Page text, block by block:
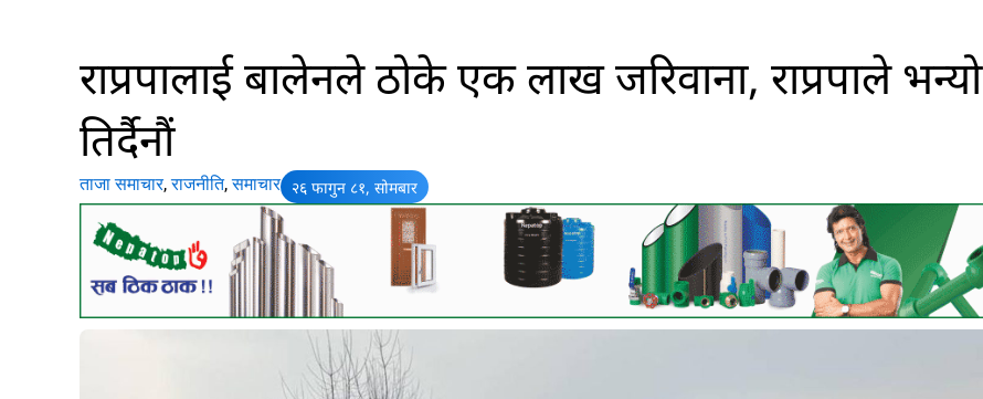
राप्रपालाई बालेनले ठोके एक लाख जरिवाना, राप्रपाले भन्यो
तिर्दैनौं
ताजा समाचार,राजनीति,समाचार २६ फागुन ८१, सोमबार